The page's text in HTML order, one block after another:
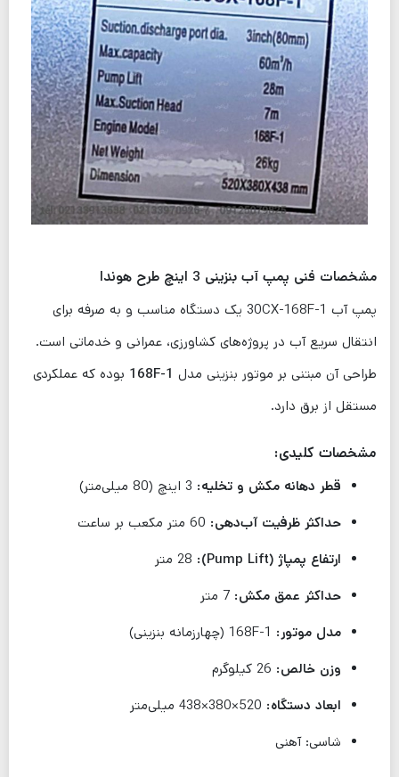
مشخصات فنی پمپ آب بنزینی 3 اینچ طرح هوندا
پمپ آب 30CX-168F-1 یک دستگاه مناسب و به صرفه برای
انتقال سریع آب در پروژه‌های کشاورزی، عمرانی و خدماتی است.
طراحی آن مبتنی بر موتور بنزینی مدل 168F-1 بوده که عملکردی
مستقل از برق دارد.
مشخصات کلیدی:
قطر دهانه مکش و تخلیه:
حداکثر ظرفیت آب‌دهی:
ارتفاع پمپاژ (Pump Lift):
حداکثر عمق مکش:
مدل موتور:
وزن خالص:
ابعاد دستگاه:
شاسی: آهنی